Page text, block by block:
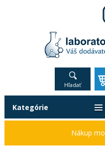
Hľadať
Kategórie
Nákup